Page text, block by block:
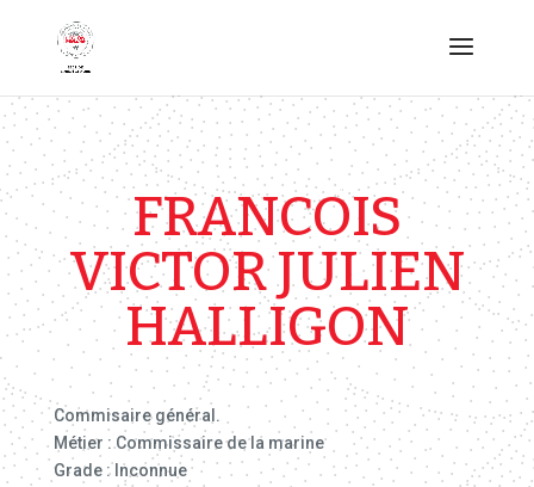
FRANCOIS
VICTOR JULIEN
HALLIGON
Commisaire général.
Métier : Commissaire de la marine
Grade : Inconnue